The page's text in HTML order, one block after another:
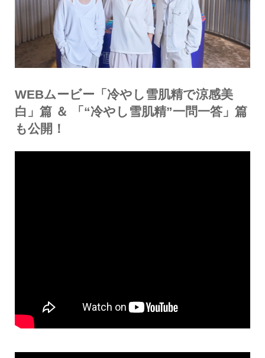
WEBムービー「冷やし雪肌精で涼感美
白」篇 ＆ 「“冷やし雪肌精”一問一答」篇
も公開！